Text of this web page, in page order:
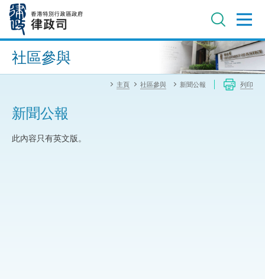
內
進階搜尋
社區參與
主頁 社區參與 新聞公報 列印
新聞公報
此內容只有英文版。